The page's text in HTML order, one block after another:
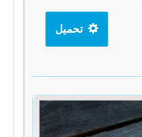
تحميل